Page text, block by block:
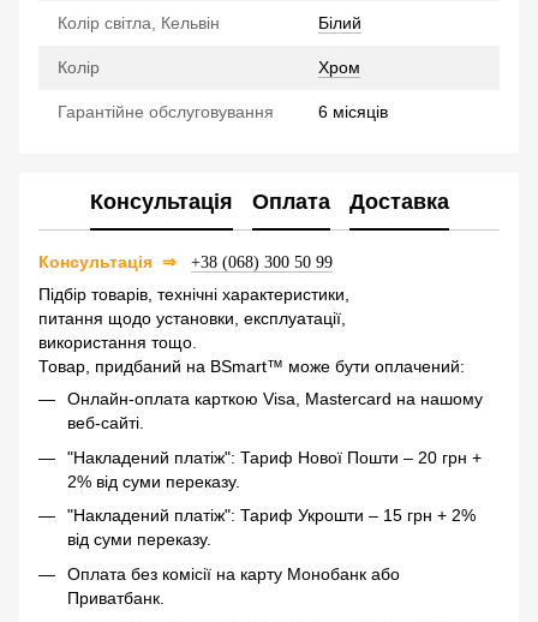
Колір світла, Кельвін Білий
Колір Хром
Гарантійне обслуговування 6 місяців
Консультація Оплата Доставка
Консультація ⇒ +38 (068) 300 50 99
Підбір товарів, технічні характеристики,
питання щодо установки, експлуатації,
використання тощо.
Товар, придбаний на BSmart™ може бути оплачений:
Онлайн-оплата карткою Visa, Mastercard на нашому
веб-сайті.
"Накладений платіж": Тариф Нової Пошти – 20 грн +
2% від суми переказу.
"Накладений платіж": Тариф Укрошти – 15 грн + 2%
від суми переказу.
Оплата без комісії на карту Монобанк або
Приватбанк.